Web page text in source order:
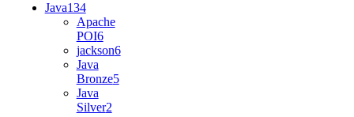
Java134
Apache
POI6
jackson6
Java
Bronze5
Java
Silver2